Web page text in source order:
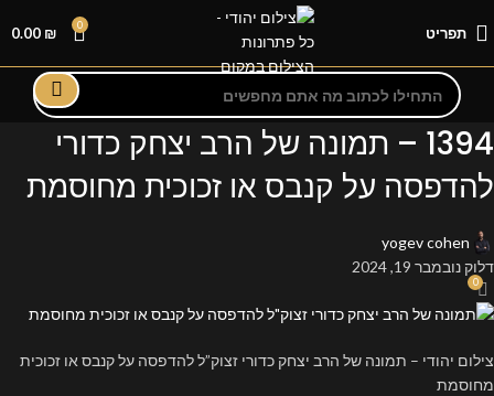
תפריט 0
0.00 ₪
1394 – תמונה של הרב יצחק כדורי
להדפסה על קנבס או זכוכית מחוסמת
yogev cohen
דלוק נובמבר 19, 2024
0
צילום יהודי – תמונה של הרב יצחק כדורי זצוק”ל להדפסה על קנבס או זכוכית
מחוסמת